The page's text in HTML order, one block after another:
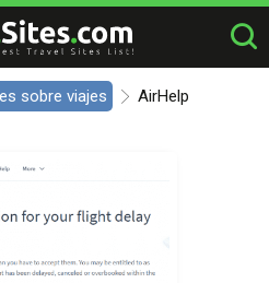
sobre viajes AirHelp